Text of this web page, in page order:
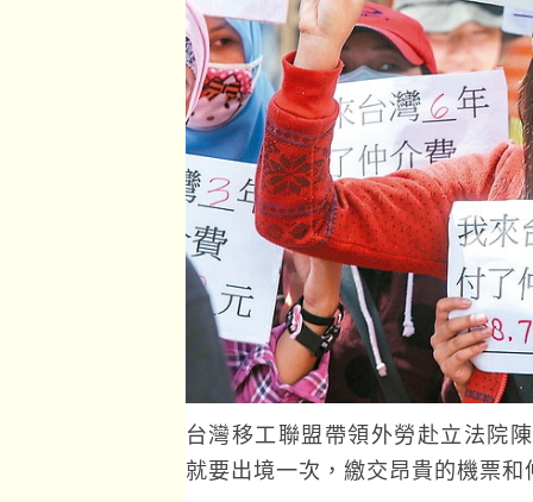
台灣移工聯盟帶領外勞赴立法院
就要出境一次，繳交昂貴的機票